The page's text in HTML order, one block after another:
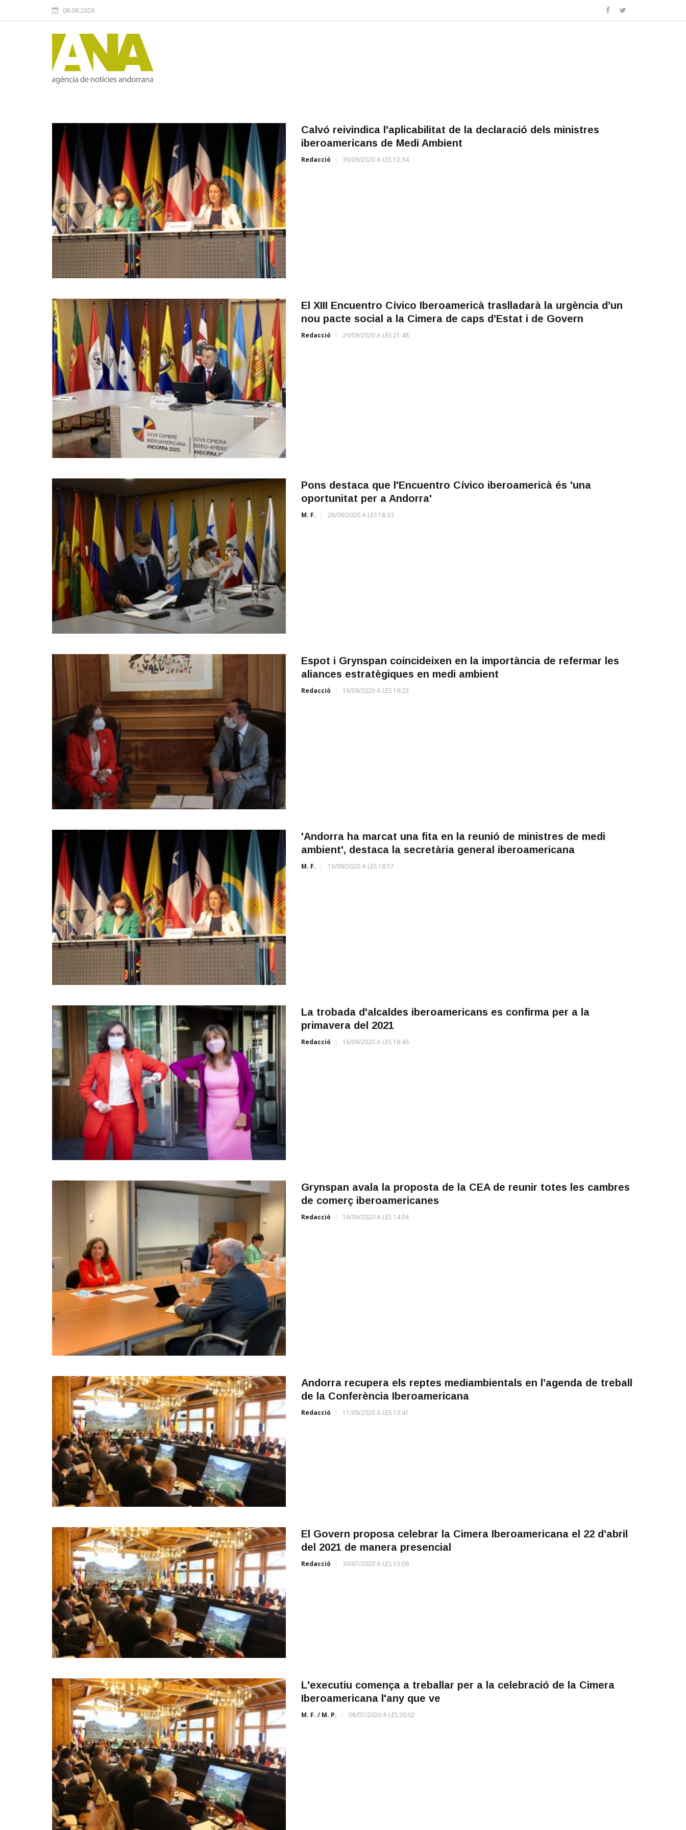
08.08.2026
Calvó reivindica l'aplicabilitat de la declaració dels ministres
iberoamericans de Medi Ambient
Redacció 30/09/2020 A LES 12:34
El XIII Encuentro Cívico Iberoamericà traslladarà la urgència d’un
nou pacte social a la Cimera de caps d’Estat i de Govern
Redacció 29/09/2020 A LES 21:48
Pons destaca que l'Encuentro Cívico iberoamericà és 'una
oportunitat per a Andorra'
M. F. 28/09/2020 A LES 18:33
Espot i Grynspan coincideixen en la importància de refermar les
aliances estratègiques en medi ambient
Redacció 16/09/2020 A LES 19:23
'Andorra ha marcat una fita en la reunió de ministres de medi
ambient', destaca la secretària general iberoamericana
M. F. 16/09/2020 A LES 18:57
La trobada d'alcaldes iberoamericans es confirma per a la
primavera del 2021
Redacció 16/09/2020 A LES 18:46
Grynspan avala la proposta de la CEA de reunir totes les cambres
de comerç iberoamericanes
Redacció 16/09/2020 A LES 14:04
Andorra recupera els reptes mediambientals en l’agenda de treball
de la Conferència Iberoamericana
Redacció 11/09/2020 A LES 13:41
El Govern proposa celebrar la Cimera Iberoamericana el 22 d’abril
del 2021 de manera presencial
Redacció 30/07/2020 A LES 13:06
L'executiu comença a treballar per a la celebració de la Cimera
Iberoamericana l'any que ve
M. F. / M. P. 08/07/2020 A LES 20:02